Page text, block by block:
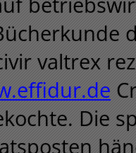
valtrex
Die